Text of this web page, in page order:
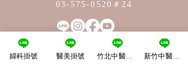
03-575-0520 ＃24
婦科掛號 醫美掛號 竹北中醫掛號 新竹中醫掛號